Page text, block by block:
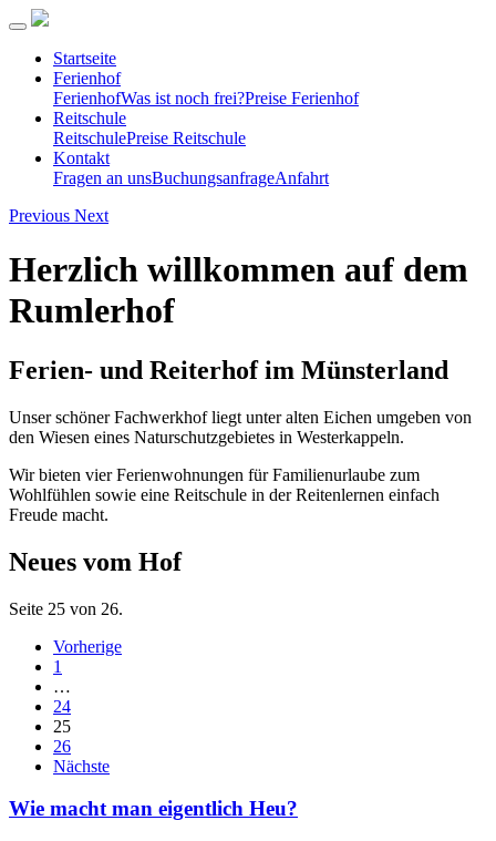
Startseite
Ferienhof
FerienhofWas ist noch frei?Preise Ferienhof
Reitschule
ReitschulePreise Reitschule
Kontakt
Fragen an unsBuchungsanfrageAnfahrt
Previous Next
Herzlich willkommen auf dem
Rumlerhof
Ferien- und Reiterhof im Münsterland
Unser schöner Fachwerkhof liegt unter alten Eichen umgeben von
den Wiesen eines Naturschutzgebietes in Westerkappeln.
Wir bieten vier Ferienwohnungen für Familienurlaube zum
Wohlfühlen sowie eine Reitschule in der Reitenlernen einfach
Freude macht.
Neues vom Hof
Seite 25 von 26.
Vorherige
1
…
24
25
26
Nächste
Wie macht man eigentlich Heu?